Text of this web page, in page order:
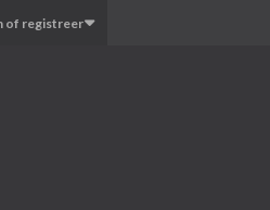
of registreer